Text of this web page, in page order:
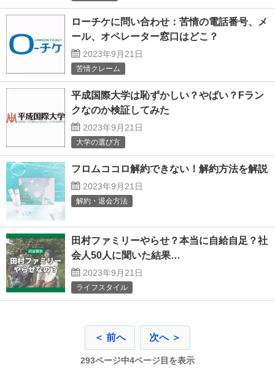
ローチケに問い合わせ：苦情の電話番号、メ
ール、オペレーター窓口はどこ？
2023年9月21日
苦情クレーム
平成国際大学は恥ずかしい？やばい？Fラン
クなのか検証してみた
2023年9月21日
大学の選び方
フロムココロ解約できない！解約方法を解説
2023年9月21日
解約・退会方法
田村ファミリーやらせ？本当に自給自足？社
会人50人に聞いた結果…
2023年9月21日
ライフスタイル
＜ 前へ 次へ ＞
293ページ中4ページ目を表示